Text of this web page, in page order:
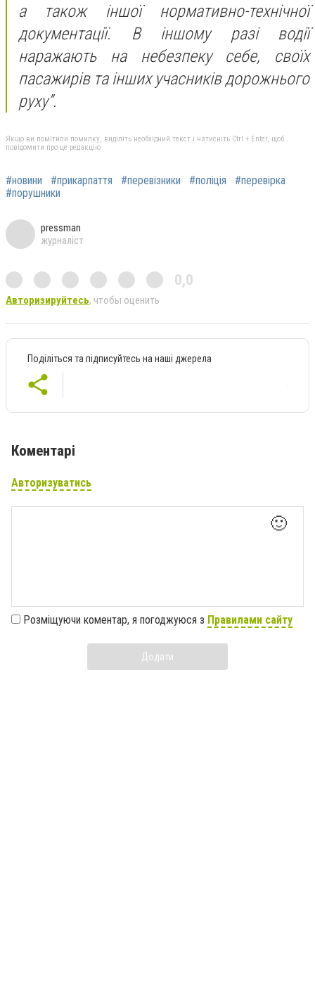
а також іншої нормативно-технічної
документації. В іншому разі водії
наражають на небезпеку себе, своїх
пасажирів та інших учасників дорожнього
руху”.
Якщо ви помітили помилку, виділіть необхідний текст і натисніть Ctrl + Enter, щоб
повідомити про це редакцію
#новини #прикарпаття #перевізники #поліція
#перевірка
#порушники
pressman
журналіст
0,0
Авторизируйтесь, чтобы оценить
Поділіться та підписуйтесь на наші джерела
Коментарі
Авторизуватись
🙂
Розміщуючи коментар, я погоджуюся з Правилами сайту
Додати